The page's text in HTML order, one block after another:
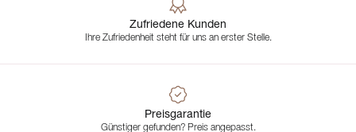
Zufriedene Kunden
Ihre Zufriedenheit steht für uns an erster Stelle.
Preisgarantie
Günstiger gefunden? Preis angepasst.